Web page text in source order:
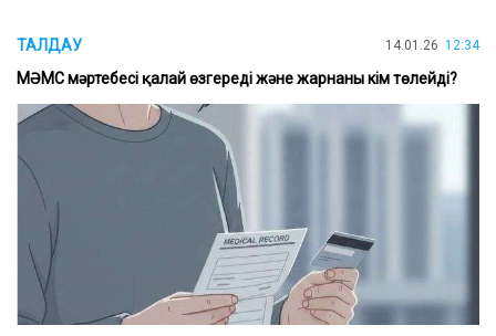
ТАЛДАУ 14.01.26 12:34
МӘМС мәртебесі қалай өзгереді және жарнаны кім төлейді?